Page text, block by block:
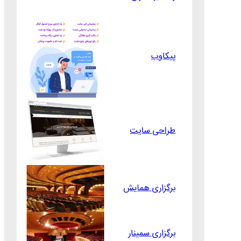
پیکاوب
طراحی سایت
برگزاری همایش
برگزاری سمینار